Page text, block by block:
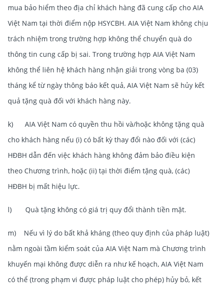
mua bảo hiểm theo địa chỉ khách hàng đã cung cấp cho AIA
Việt Nam tại thời điểm nộp HSYCBH. AIA Việt Nam không chịu
trách nhiệm trong trường hợp không thể chuyển quà do
thông tin cung cấp bị sai. Trong trường hợp AIA Việt Nam
không thể liên hệ khách hàng nhận giải trong vòng ba (03)
tháng kể từ ngày thông báo kết quả, AIA Việt Nam sẽ hủy kết
quả tặng quà đối với khách hàng này.
k) AIA Việt Nam có quyền thu hồi và/hoặc không tặng quà
cho khách hàng nếu (i) có bất kỳ thay đổi nào đối với (các)
HĐBH dẫn đến việc khách hàng không đảm bảo điều kiện
theo Chương trình, hoặc (ii) tại thời điểm tặng quà, (các)
HĐBH bị mất hiệu lực.
l) Quà tặng không có giá trị quy đổi thành tiền mặt.
m) Nếu vì lý do bất khả kháng (theo quy định của pháp luật)
nằm ngoài tầm kiểm soát của AIA Việt Nam mà Chương trình
khuyến mại không được diễn ra như kế hoạch, AIA Việt Nam
có thể (trong phạm vi được pháp luật cho phép) hủy bỏ, kết